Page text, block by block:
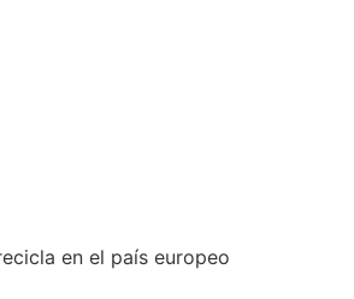
en el país europeo